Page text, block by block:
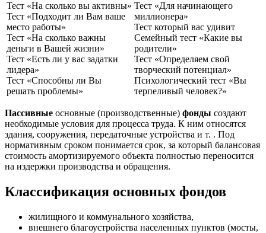
Тест «На сколько вы активны»
Тест «Подходит ли Вам ваше
место работы»
Тест «На сколько важны
деньги в Вашей жизни»
Тест «Есть ли у вас задатки
лидера»
Тест «Способны ли Вы
решать проблемы»
Тест «Для начинающего
миллионера»
Тест который вас удивит
Семейный тест «Какие вы
родители»
Тест «Определяем свой
творческий потенциал»
Психологический тест «Вы
терпеливый человек?»
Пассивные основные (производственные) фонды создают
необходимые условия для процесса труда. К ним относятся
здания, сооружения, передаточные устройства и т. . Под
нормативным сроком понимается срок, за который балансовая
стоимость амортизируемого объекта полностью переносится
на издержки производства и обращения.
Классификация основных фондов
жилищного и коммунального хозяйства,
внешнего благоустройства населенных пунктов (мосты,